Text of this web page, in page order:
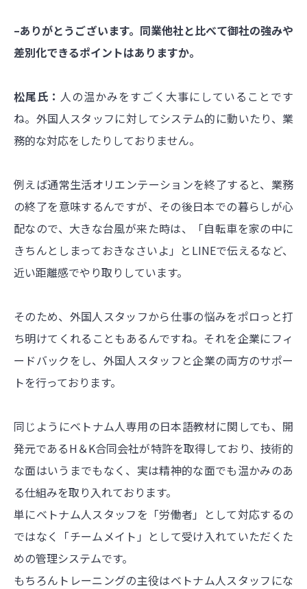
–ありがとうございます。同業他社と比べて御社の強みや
差別化できるポイントはありますか。
松尾氏： 人の温かみをすごく大事にしていることです
ね。外国人スタッフに対してシステム的に動いたり、業
務的な対応をしたりしておりません。
例えば通常生活オリエンテーションを終了すると、業務
の終了を意味するんですが、その後日本での暮らしが心
配なので、大きな台風が来た時は、「自転車を家の中に
きちんとしまっておきなさいよ」とLINEで伝えるなど、
近い距離感でやり取りしています。
そのため、外国人スタッフから仕事の悩みをポロっと打
ち明けてくれることもあるんですね。それを企業にフィ
ードバックをし、外国人スタッフと企業の両方のサポー
トを行っております。
同じようにベトナム人専用の日本語教材に関しても、開
発元であるH＆K合同会社が特許を取得しており、技術的
な面はいうまでもなく、実は精神的な面でも温かみのあ
る仕組みを取り入れております。
単にベトナム人スタッフを「労働者」として対応するの
ではなく「チームメイト」として受け入れていただくた
めの管理システムです。
もちろんトレーニングの主役はベトナム人スタッフにな